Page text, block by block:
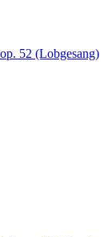
52 (Lobgesang)